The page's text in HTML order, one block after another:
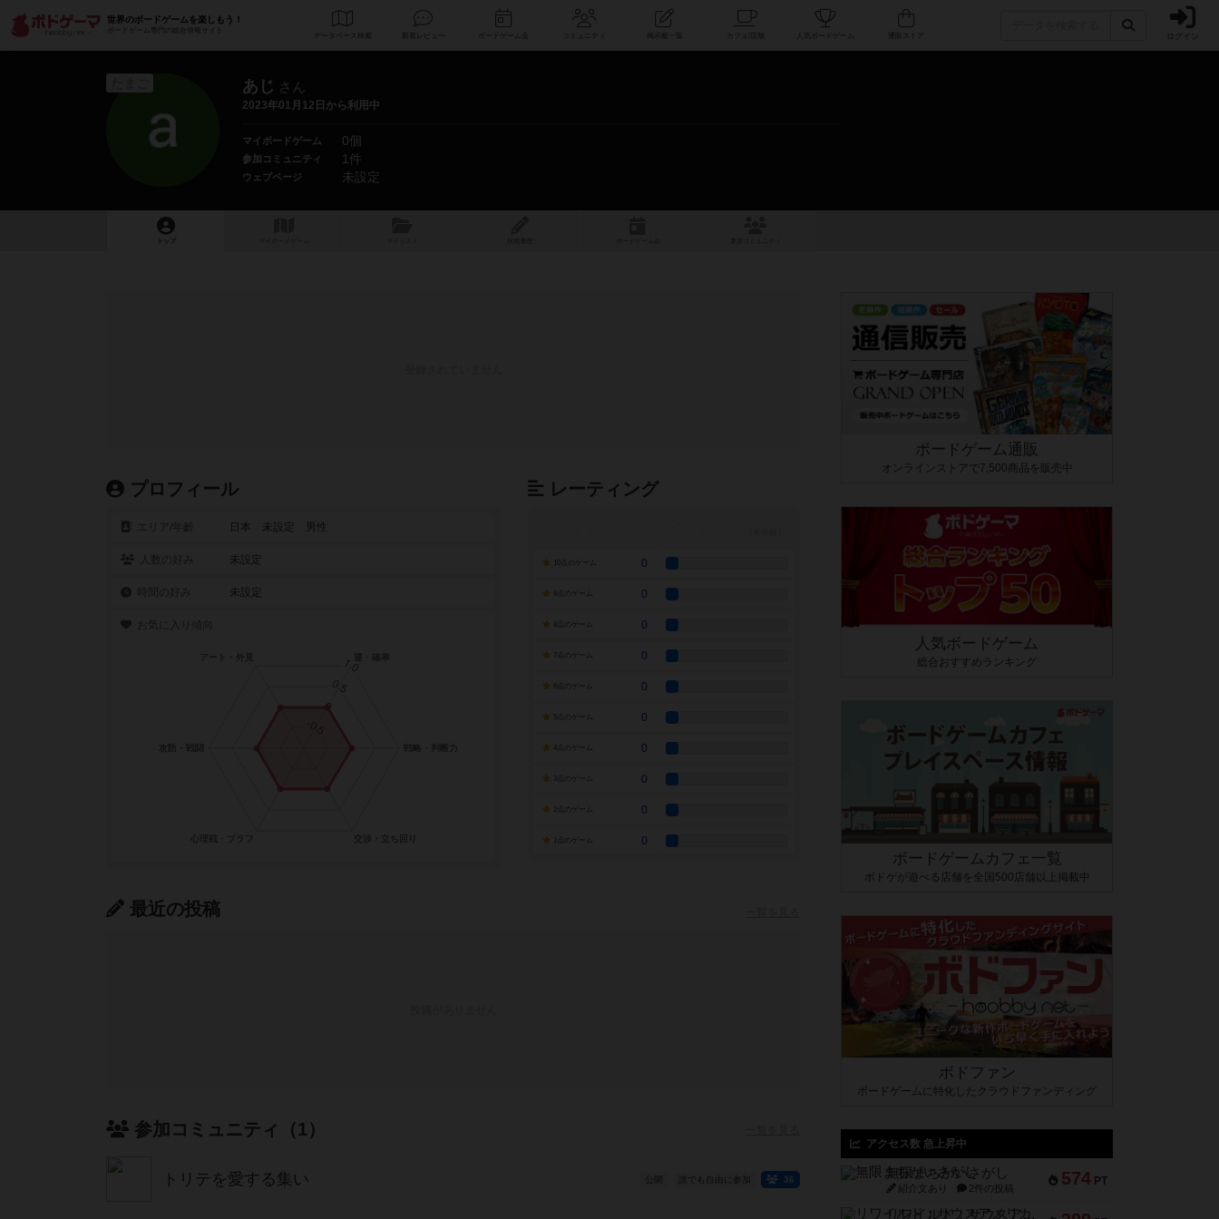
世界のボードゲームを楽しもう！
ボードゲーム専門の総合情報サイト
データベース コミュニティ 人気ボードゲーム ログイン
あじ さん
2023年01月12日から利用中
マイボードゲーム 0個
参加コミュニティ 1件
ウェブページ 未設定
トップ
プロフィール
日本 未設定 男性
未設定
未設定
レーティング
10点のゲーム 0
9点のゲーム 0
8点のゲーム 0
7点のゲーム 0
6点のゲーム 0
5点のゲーム 0
4点のゲーム 0
3点のゲーム 0
2点のゲーム 0
1点のゲーム 0
最近の投稿
参加コミュニティ（1）
トリテを愛する集い 公開 誰でも自由に参加 36
ボードゲーム通販
オンラインストアで7,500商品を販売中
人気ボードゲーム
総合おすすめランキング
ボードゲームカフェ一覧
ボドゲが遊べる店舗を全国500店舗以上掲載中
ボドファン
ボードゲームに特化したクラウドファンディング
アクセス数 急上昇中
574 PT
無限まちがいさがし
紹介文あり 2件の投稿
リワイルド：サウスアメリカ